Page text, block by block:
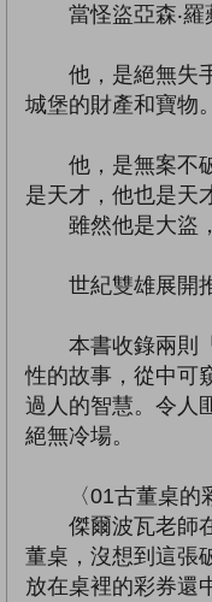
當怪盜亞森‧羅
他，是絕無失手
城堡的財產和寶物
他，是無案不破
是天才，他也是天
雖然他是大盜，
世紀雙雄展開推
本書收錄兩則「
性的故事，從中可
過人的智慧。令人
絕無冷場。
〈01古董桌的彩
傑爾波瓦老師在
董桌，沒想到這張
放在桌裡的彩券還